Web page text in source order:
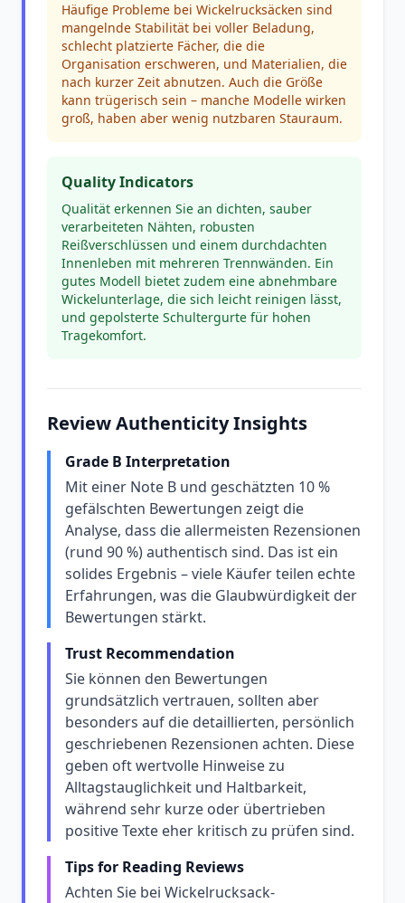
Häufige Probleme bei Wickelrucksäcken sind
mangelnde Stabilität bei voller Beladung,
schlecht platzierte Fächer, die die
Organisation erschweren, und Materialien, die
nach kurzer Zeit abnutzen. Auch die Größe
kann trügerisch sein – manche Modelle wirken
groß, haben aber wenig nutzbaren Stauraum.
Quality Indicators
Qualität erkennen Sie an dichten, sauber
verarbeiteten Nähten, robusten
Reißverschlüssen und einem durchdachten
Innenleben mit mehreren Trennwänden. Ein
gutes Modell bietet zudem eine abnehmbare
Wickelunterlage, die sich leicht reinigen lässt,
und gepolsterte Schultergurte für hohen
Tragekomfort.
Review Authenticity Insights
Grade B Interpretation
Mit einer Note B und geschätzten 10 %
gefälschten Bewertungen zeigt die
Analyse, dass die allermeisten Rezensionen
(rund 90 %) authentisch sind. Das ist ein
solides Ergebnis – viele Käufer teilen echte
Erfahrungen, was die Glaubwürdigkeit der
Bewertungen stärkt.
Trust Recommendation
Sie können den Bewertungen
grundsätzlich vertrauen, sollten aber
besonders auf die detaillierten, persönlich
geschriebenen Rezensionen achten. Diese
geben oft wertvolle Hinweise zu
Alltagstauglichkeit und Haltbarkeit,
während sehr kurze oder übertrieben
positive Texte eher kritisch zu prüfen sind.
Tips for Reading Reviews
Achten Sie bei Wickelrucksack-